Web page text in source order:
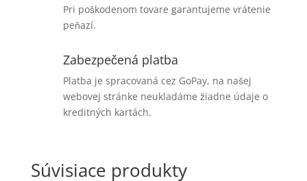
Pri poškodenom tovare garantujeme vrátenie
peňazí.
Zabezpečená platba
Platba je spracovaná cez GoPay, na našej
webovej stránke neukladáme žiadne údaje o
kreditných kartách.
Súvisiace produkty